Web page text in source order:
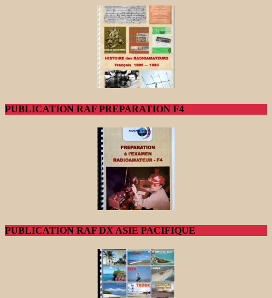
PUBLICATION RAF PREPARATION F4
PUBLICATION RAF DX ASIE PACIFIQUE